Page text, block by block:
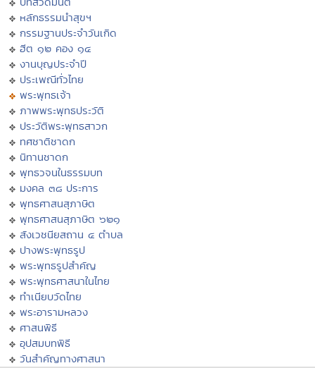
หลักธรรมนำสุขฯ
กรรมฐานประจำวันเกิด
ฮีต ๑๒ คอง ๑๔
งานบุญประจำปี
ประเพณีทั่วไทย
พระพุทธเจ้า
ภาพพระพุทธประวัติ
ประวัติพระพุทธสาวก
ทศชาติชาดก
นิทานชาดก
พุทธวจนในธรรมบท
มงคล ๓๘ ประการ
พุทธศาสนสุภาษิต
พุทธศาสนสุภาษิต ๖๒๑
สังเวชนียสถาน ๔ ตำบล
ปางพระพุทธรูป
พระพุทธรูปสำคัญ
พระพุทธศาสนาในไทย
ทำเนียบวัดไทย
พระอารามหลวง
ศาสนพิธี
อุปสมบทพิธี
วันสำคัญทางศาสนา